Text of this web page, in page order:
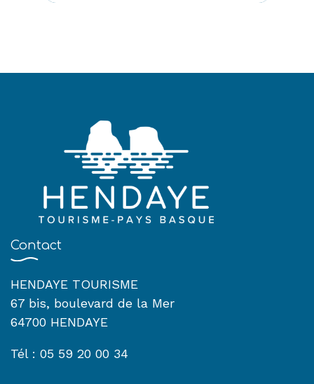
Contact
HENDAYE TOURISME
67 bis, boulevard de la Mer
64700 HENDAYE
Tél : 05 59 20 00 34